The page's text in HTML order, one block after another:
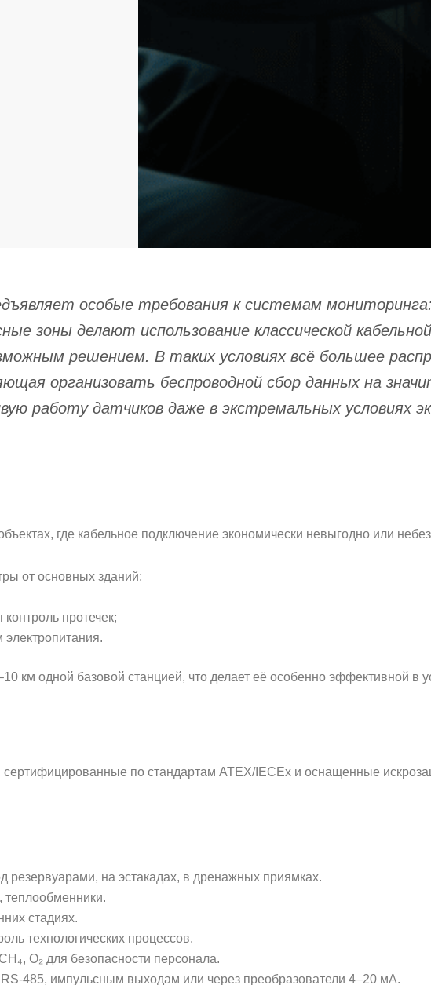
особые требования к системам
зоны делают использование классической кабельной
решением. В таких условиях всё большее
организовать беспроводной сбор данных на
работу датчиков даже в экстремальных условиях
где кабельное подключение экономически невыгодно или
от основных зданий;
протечек;
км одной базовой станцией, что делает её особенно эффективной в
по стандартам ATEX/IECEx и оснащенные
резервуарами, на эстакадах, в дренажных приямках.
стадиях.
технологических процессов.
O₂ для безопасности персонала.
485, импульсным выходам или через преобразователи 4–20 мА.